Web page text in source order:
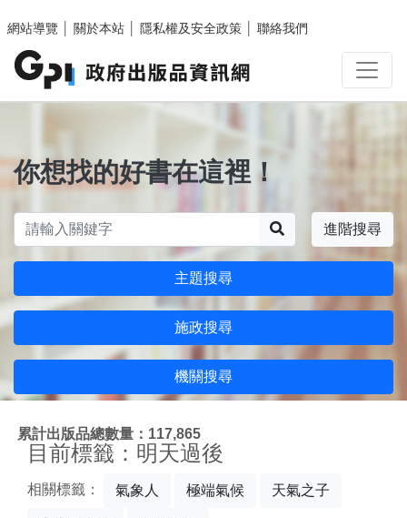
網站導覽
關於本站 隱私權及安全政策 聯絡我們
你想找的好書在這裡！
進階搜尋
主題搜尋
施政搜尋
機關搜尋
累計出版品總數量：117,865
目前標籤：明天過後
相關標籤： 氣象人 極端氣候 天氣之子